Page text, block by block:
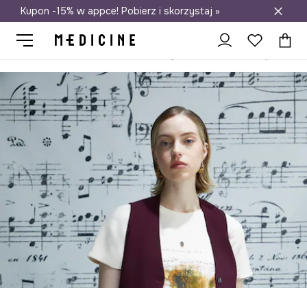
Darmowa dostawa do salonów
Kupon -15% w appce! Pobierz i skorzystaj »